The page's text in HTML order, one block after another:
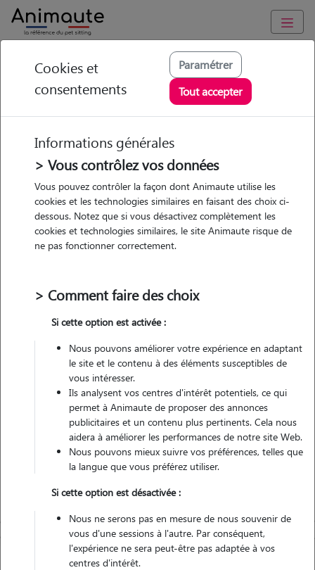
Animaute Occitanie
Maëva - Petsitter à
CAHORS
• 25 ans
Véhiculé
Contacter
L'envoi d'une demande est sans engagement
Cookies et
consentements
Paramétrer
Tout accepter
Informations générales
> Vous contrôlez vos données
Vous pouvez contrôler la façon dont Animaute utilise les
cookies et les technologies similaires en faisant des choix ci-
dessous. Notez que si vous désactivez complètement les
cookies et technologies similaires, le site Animaute risque de
ne pas fonctionner correctement.
> Comment faire des choix
Si cette option est activée :
Nous pouvons améliorer votre expérience en adaptant
le site et le contenu à des éléments susceptibles de
vous intéresser.
Ils analysent vos centres d'intérêt potentiels, ce qui
permet à Animaute de proposer des annonces
publicitaires et un contenu plus pertinents. Cela nous
aidera à améliorer les performances de notre site Web.
Nous pouvons mieux suivre vos préférences, telles que
la langue que vous préférez utiliser.
Si cette option est désactivée :
Nous ne serons pas en mesure de nous souvenir de
vous d'une sessions à l'autre. Par conséquent,
l'expérience ne sera peut-être pas adaptée à vos
centres d'intérêt.